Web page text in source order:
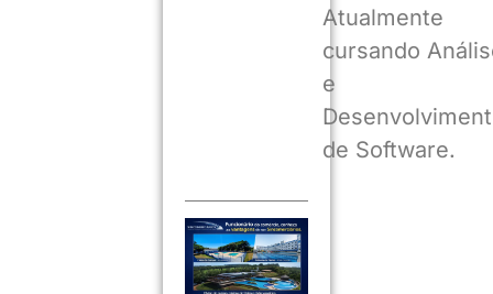
Atualmente
cursando
e
de Software.